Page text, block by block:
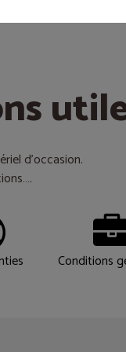
d’occasion.
Conditions